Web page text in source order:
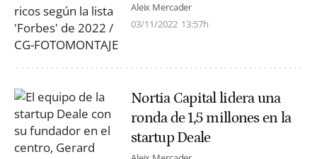
Aleix Mercader
03/11/2022 13:57h
Nortia Capital lidera una
ronda de 1,5 millones en la
startup Deale